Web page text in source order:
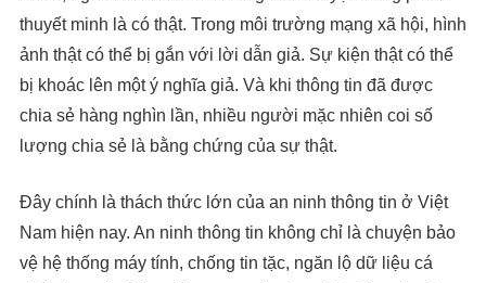
thuyết minh là có thật. Trong môi trường mạng xã hội, hình
ảnh thật có thể bị gắn với lời dẫn giả. Sự kiện thật có thể
bị khoác lên một ý nghĩa giả. Và khi thông tin đã được
chia sẻ hàng nghìn lần, nhiều người mặc nhiên coi số
lượng chia sẻ là bằng chứng của sự thật.
Đây chính là thách thức lớn của an ninh thông tin ở Việt
Nam hiện nay. An ninh thông tin không chỉ là chuyện bảo
vệ hệ thống máy tính, chống tin tặc, ngăn lộ dữ liệu cá